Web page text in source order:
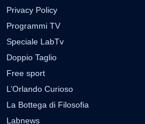
Privacy Policy
Programmi TV
Speciale LabTv
Doppio Taglio
Free sport
L’Orlando Curioso
La Bottega di Filosofia
Labnews